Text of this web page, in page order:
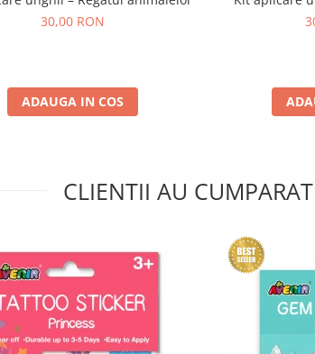
30,00 RON
ADAUGA IN COS
CLIENTII AU